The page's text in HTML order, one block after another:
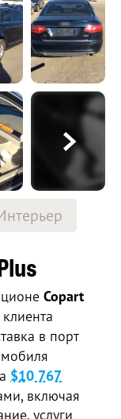
Copart
в порт
$10 767
включая
услуги